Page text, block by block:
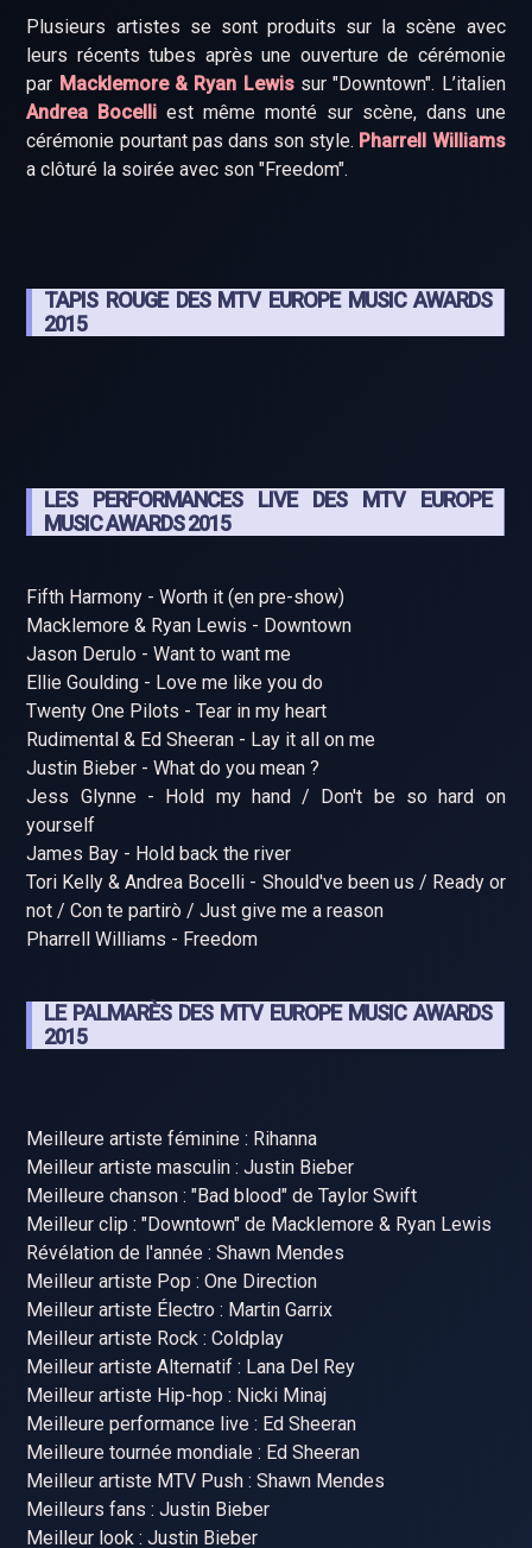
Plusieurs artistes se sont produits sur la scène avec
leurs récents tubes après une ouverture de cérémonie
par Macklemore & Ryan Lewissur "Downtown". L’italien
Andrea Bocelli est même monté sur scène, dans une
cérémonie pourtant pas dans son style. Pharrell Williams
a clôturé la soirée avec son "Freedom".
TAPIS ROUGE DES MTV EUROPE MUSIC AWARDS
2015
LES PERFORMANCES LIVE DES MTV EUROPE
MUSIC AWARDS 2015
Fifth Harmony - Worth it (en pre-show)
Macklemore & Ryan Lewis - Downtown
Jason Derulo - Want to want me
Ellie Goulding - Love me like you do
Twenty One Pilots - Tear in my heart
Rudimental & Ed Sheeran - Lay it all on me
Justin Bieber - What do you mean ?
Jess Glynne - Hold my hand / Don't be so hard on
yourself
James Bay - Hold back the river
Tori Kelly & Andrea Bocelli - Should've been us / Ready or
not / Con te partirò / Just give me a reason
Pharrell Williams - Freedom
LE PALMARÈS DES MTV EUROPE MUSIC AWARDS
2015
Meilleure artiste féminine : Rihanna
Meilleur artiste masculin : Justin Bieber
Meilleure chanson : "Bad blood" de Taylor Swift
Meilleur clip : "Downtown" de Macklemore & Ryan Lewis
Révélation de l'année : Shawn Mendes
Meilleur artiste Pop : One Direction
Meilleur artiste Électro : Martin Garrix
Meilleur artiste Rock : Coldplay
Meilleur artiste Alternatif : Lana Del Rey
Meilleur artiste Hip-hop : Nicki Minaj
Meilleure performance live : Ed Sheeran
Meilleure tournée mondiale : Ed Sheeran
Meilleur artiste MTV Push : Shawn Mendes
Meilleurs fans : Justin Bieber
Meilleur look : Justin Bieber